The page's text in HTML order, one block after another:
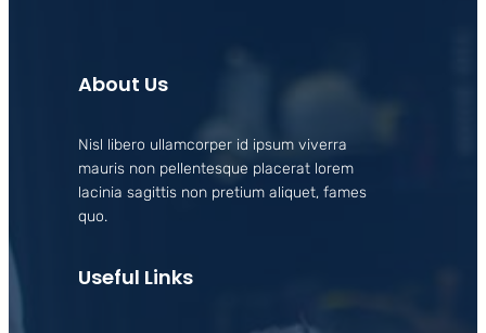
About Us
Nisl libero ullamcorper id ipsum viverra
mauris non pellentesque placerat lorem
lacinia sagittis non pretium aliquet, fames
quo.
Useful Links